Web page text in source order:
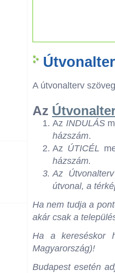
A útvonalterv
Az
Az INDULÁS
házszám.
Az ÚTICÉL
házszám.
Az Útvonalterv
útvonal, a
Ha nem tudja a
akár csak a
Ha a kereséskor
Magyarország)!
Budapest esetén